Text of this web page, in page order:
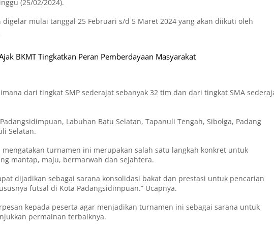
(25/02/2024).
digelar mulai tanggal 25 Februari s/d 5 Maret 2024 yang akan diikuti oleh
BKMT Tingkatkan Peran Pemberdayaan Masyarakat
dari tingkat SMP sederajat sebanyak 32 tim dan dari tingkat SMA
Labuhan Batu Selatan, Tapanuli Tengah, Sibolga, Padang
Selatan.
mengatakan turnamen ini merupakan salah satu langkah konkret untuk
mantap, maju, bermarwah dan sejahtera.
dijadikan sebagai sarana konsolidasi bakat dan prestasi untuk pencarian
futsal di Kota Padangsidimpuan.” Ucapnya.
kepada peserta agar menjadikan turnamen ini sebagai sarana untuk
permainan terbaiknya.